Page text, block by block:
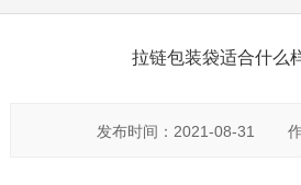
拉链包装袋适合什么
发布时间：2021-08-31